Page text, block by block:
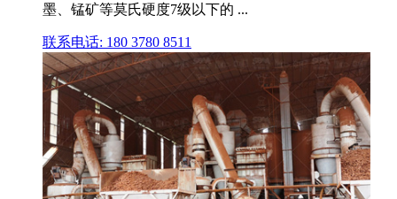
墨、锰矿等莫氏硬度7级以下的 ...
联系电话: 180 3780 8511